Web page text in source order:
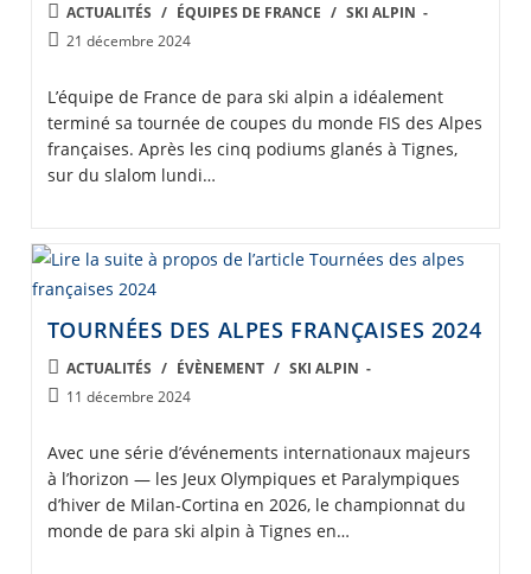
POST
CATEGORY:
ACTUALITÉS / ÉQUIPES DE FRANCE / SKI ALPIN
Post21 décembre 2024
L’équipe de France de para ski alpin a idéalement
terminé sa tournée de coupes du monde FIS des Alpes
françaises. Après les cinq podiums glanés à Tignes,
sur du slalom lundi…
TOURNÉES DES ALPES FRANÇAISES 2024
POST
CATEGORY:
ACTUALITÉS / ÉVÈNEMENT / SKI ALPIN
Post11 décembre 2024
Avec une série d’événements internationaux majeurs
à l’horizon — les Jeux Olympiques et Paralympiques
d’hiver de Milan-Cortina en 2026, le championnat du
monde de para ski alpin à Tignes en…